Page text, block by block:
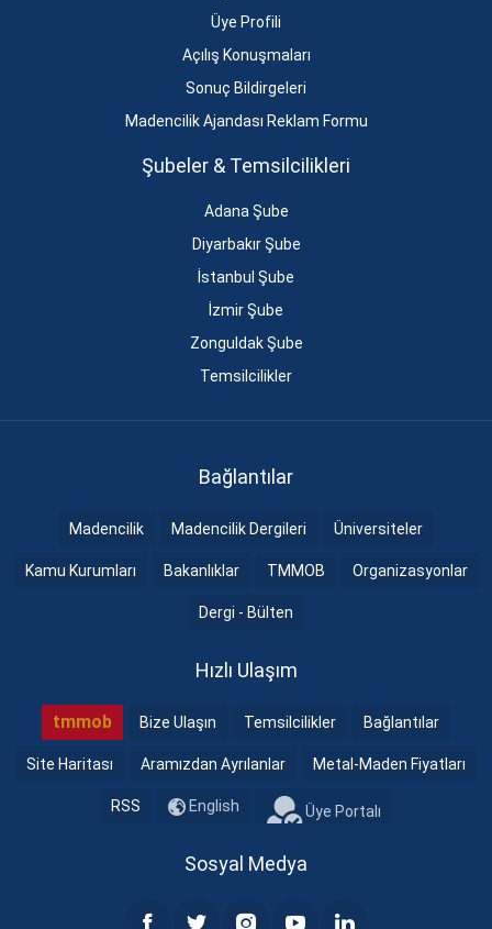
Üye Profili
Açılış Konuşmaları
Sonuç Bildirgeleri
Madencilik Ajandası Reklam Formu
Şubeler & Temsilcilikleri
Adana Şube
Diyarbakır Şube
İstanbul Şube
İzmir Şube
Zonguldak Şube
Temsilcilikler
Bağlantılar
Madencilik Madencilik Dergileri Üniversiteler
Kamu Kurumları Bakanlıklar TMMOB Organizasyonlar
Dergi - Bülten
Hızlı Ulaşım
tmmob Bize Ulaşın Temsilcilikler Bağlantılar
Site Haritası Aramızdan Ayrılanlar Metal-Maden Fiyatları
RSS English Üye Portalı
Sosyal Medya